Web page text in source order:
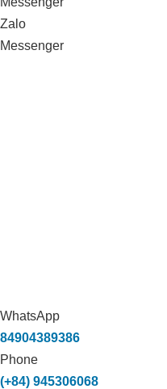
Zalo
Messenger
WhatsApp
84904389386
Phone
(+84) 945306068